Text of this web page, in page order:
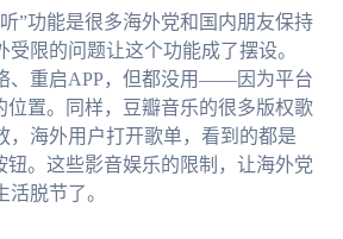
”功能是很多海外党和国内朋友保持
限的问题让这个功能成了摆设。
、重启APP，但都没用——因为平台
位置。同样，豆瓣音乐的很多版权歌
，海外用户打开歌单，看到的都是
钮。这些影音娱乐的限制，让海外党
脱节了。